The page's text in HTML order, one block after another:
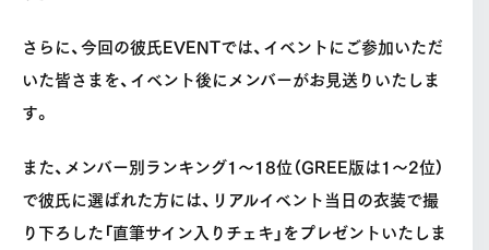
さらに、今回の彼氏EVENTでは、イベントにご参加いただ
いた皆さまを、イベント後にメンバーがお見送りいたしま
す。
また、メンバー別ランキング1～18位（GREE版は1～2位）
で彼氏に選ばれた方には、リアルイベント当日の衣装で撮
り下ろした「直筆サイン入りチェキ」をプレゼントいたしま